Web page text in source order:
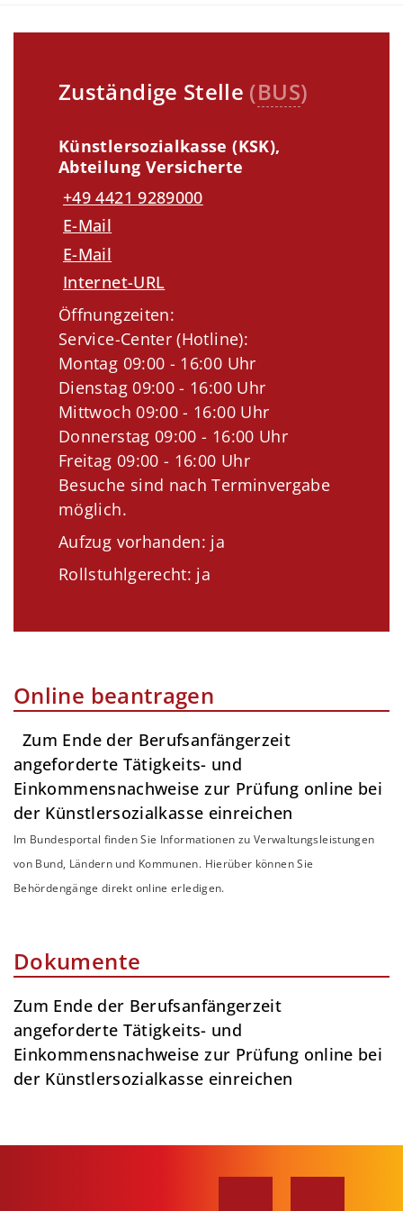
Zuständige Stelle (BUS)
Künstlersozialkasse (KSK),
Abteilung Versicherte
+49 4421 9289000
E-Mail
E-Mail
Internet-URL
Öffnungzeiten:
Service-Center (Hotline):
Montag 09:00 - 16:00 Uhr
Dienstag 09:00 - 16:00 Uhr
Mittwoch 09:00 - 16:00 Uhr
Donnerstag 09:00 - 16:00 Uhr
Freitag 09:00 - 16:00 Uhr
Besuche sind nach Terminvergabe
möglich.
Aufzug vorhanden: ja
Rollstuhlgerecht: ja
Online beantragen
Zum Ende der Berufsanfängerzeit
angeforderte Tätigkeits- und
Einkommensnachweise zur Prüfung online bei
der Künstlersozialkasse einreichen
Im Bundesportal finden Sie Informationen zu Verwaltungsleistungen
von Bund, Ländern und Kommunen. Hierüber können Sie
Behördengänge direkt online erledigen.
Dokumente
Zum Ende der Berufsanfängerzeit
angeforderte Tätigkeits- und
Einkommensnachweise zur Prüfung online bei
der Künstlersozialkasse einreichen